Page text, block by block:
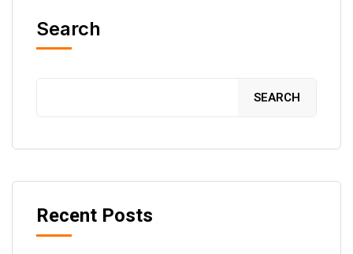
Search
SEARCH
Recent Posts